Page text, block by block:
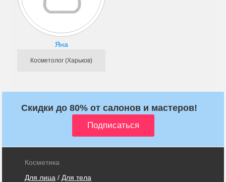
Яна
Косметолог (Харьков)
Скидки до 80% от салонов и мастеров!
Косметика
Для лица / Для тела